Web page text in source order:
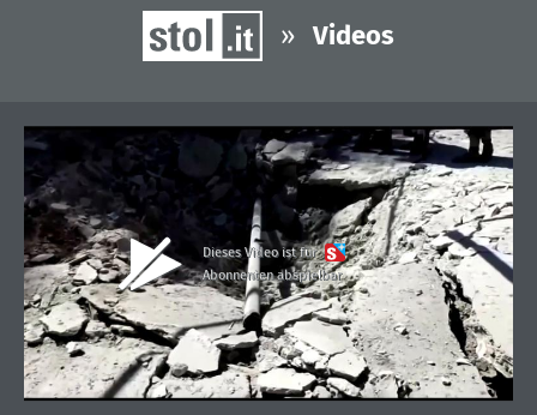
» Videos
Dieses Video ist für
Abonnenten abspielbar